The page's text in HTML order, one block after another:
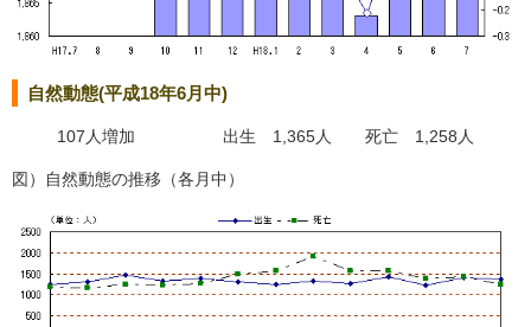
自然動態(平成18年6月中)
107人増加 出生 1,365人 死亡 1,258人
図）自然動態の推移（各月中）